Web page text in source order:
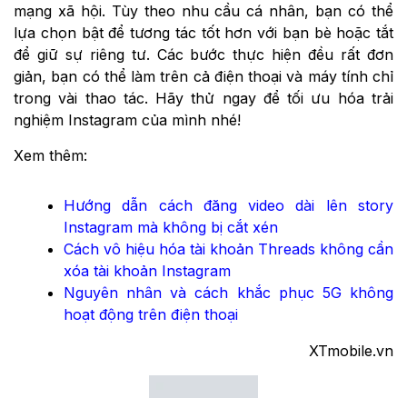
mạng xã hội. Tùy theo nhu cầu cá nhân, bạn có thể
lựa chọn bật để tương tác tốt hơn với bạn bè hoặc tắt
để giữ sự riêng tư. Các bước thực hiện đều rất đơn
giản, bạn có thể làm trên cả điện thoại và máy tính chỉ
trong vài thao tác. Hãy thử ngay để tối ưu hóa trải
nghiệm Instagram của mình nhé!
Xem thêm:
Hướng dẫn cách đăng video dài lên story
Instagram mà không bị cắt xén
Cách vô hiệu hóa tài khoản Threads không cần
xóa tài khoản Instagram
Nguyên nhân và cách khắc phục 5G không
hoạt động trên điện thoại
XTmobile.vn